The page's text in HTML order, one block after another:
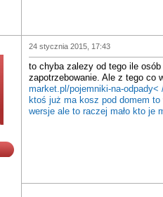
24 stycznia 2015, 17:43
to chyba zalezy od tego ile
zapotrzebowanie. Ale z tego co
market.pl/pojemniki-na-
ktoś już ma kosz pod domem to
wersje ale to raczej mało kto je